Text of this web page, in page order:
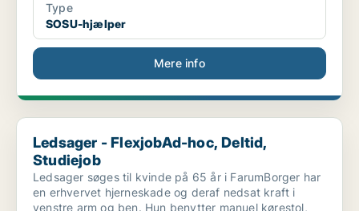
Type
SOSU-hjælper
Mere info
Ledsager - FlexjobAd-hoc, Deltid, Studiejob
Ledsager - FlexjobAd-hoc, Deltid,
Studiejob
Ledsager søges til kvinde på 65 år i FarumBorger har
en erhvervet hjerneskade og deraf nedsat kraft i
venstre arm og ben. Hun benytter manuel kørestol,